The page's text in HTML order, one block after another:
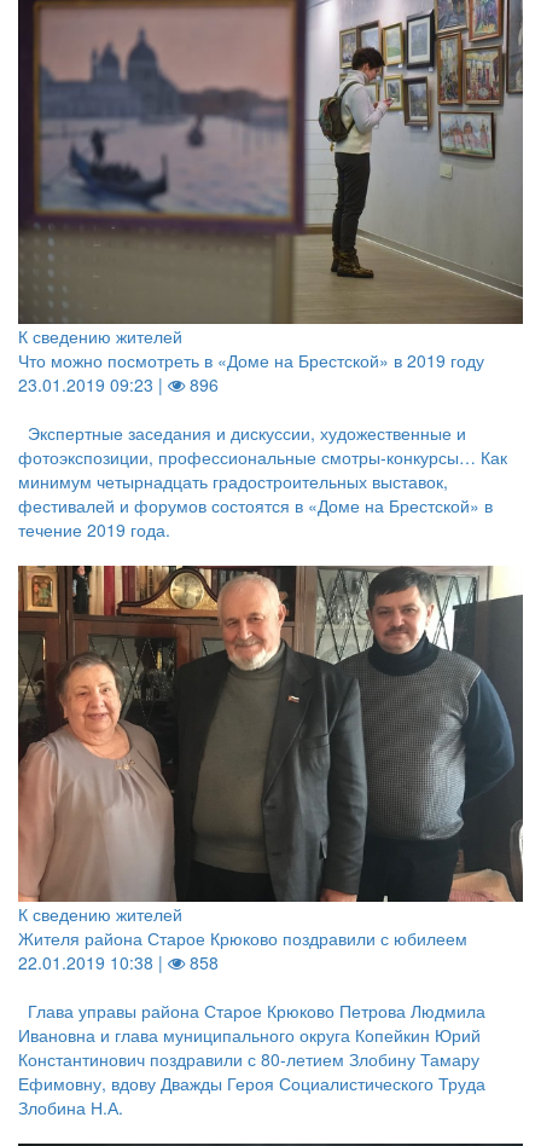
К сведению жителей
Что можно посмотреть в «Доме на Брестской» в 2019 году
23.01.2019 09:23 |
896
Экспертные заседания и дискуссии, художественные и
фотоэкспозиции, профессиональные смотры-конкурсы… Как
минимум четырнадцать градостроительных выставок,
фестивалей и форумов состоятся в «Доме на Брестской» в
течение 2019 года.
К сведению жителей
Жителя района Старое Крюково поздравили с юбилеем
22.01.2019 10:38 |
858
Глава управы района Старое Крюково Петрова Людмила
Ивановна и глава муниципального округа Копейкин Юрий
Константинович поздравили с 80-летием Злобину Тамару
Ефимовну, вдову Дважды Героя Социалистического Труда
Злобина Н.А.